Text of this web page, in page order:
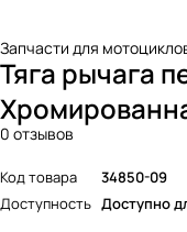
Запчасти для
Тяга рычага
0 отзывов
Код товара
34850-09
Доступность Доступно